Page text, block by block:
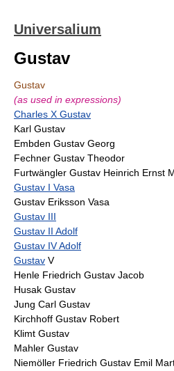
Universalium
Gustav
Gustav
(as used in expressions)
Charles X Gustav
Karl Gustav
Embden Gustav Georg
Fechner Gustav Theodor
Furtwängler Gustav Heinrich Ernst
Gustav I Vasa
Gustav Eriksson Vasa
Gustav III
Gustav II Adolf
Gustav IV Adolf
Gustav V
Henle Friedrich Gustav Jacob
Husak Gustav
Jung Carl Gustav
Kirchhoff Gustav Robert
Klimt Gustav
Mahler Gustav
Niemöller Friedrich Gustav Emil